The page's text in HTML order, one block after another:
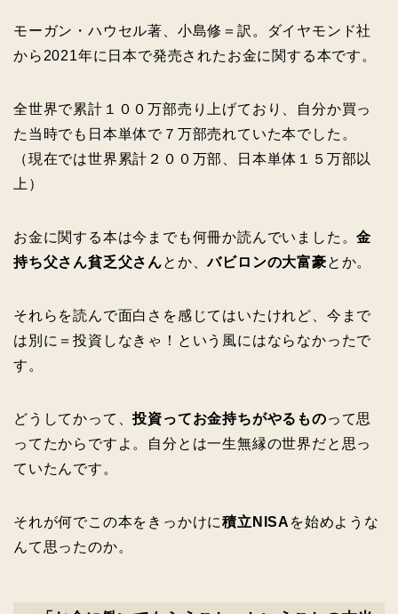
モーガン・ハウセル著、小島修＝訳。ダイヤモンド社
から2021年に日本で発売されたお金に関する本です。
全世界で累計１００万部売り上げており、自分か買っ
た当時でも日本単体で７万部売れていた本でした。
（現在では世界累計２００万部、日本単体１５万部以
上）
お金に関する本は今までも何冊か読んでいました。金
持ち父さん貧乏父さんとか、バビロンの大富豪とか。
それらを読んで面白さを感じてはいたけれど、今まで
は別に＝投資しなきゃ！という風にはならなかったで
す。
どうしてかって、投資ってお金持ちがやるものって思
ってたからですよ。自分とは一生無縁の世界だと思っ
ていたんです。
それが何でこの本をきっかけに積立NISA を始めような
んて思ったのか。